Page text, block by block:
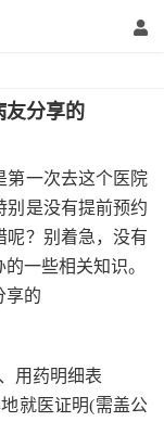
友分享的
第一次去这个医院
别是没有提前预约
呢？别着急，没有
一些相关知识。
享的
用药明细表
就医证明(需盖公